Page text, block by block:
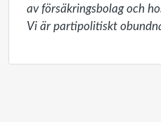
av försäkringsbolag och
Vi är partipolitiskt